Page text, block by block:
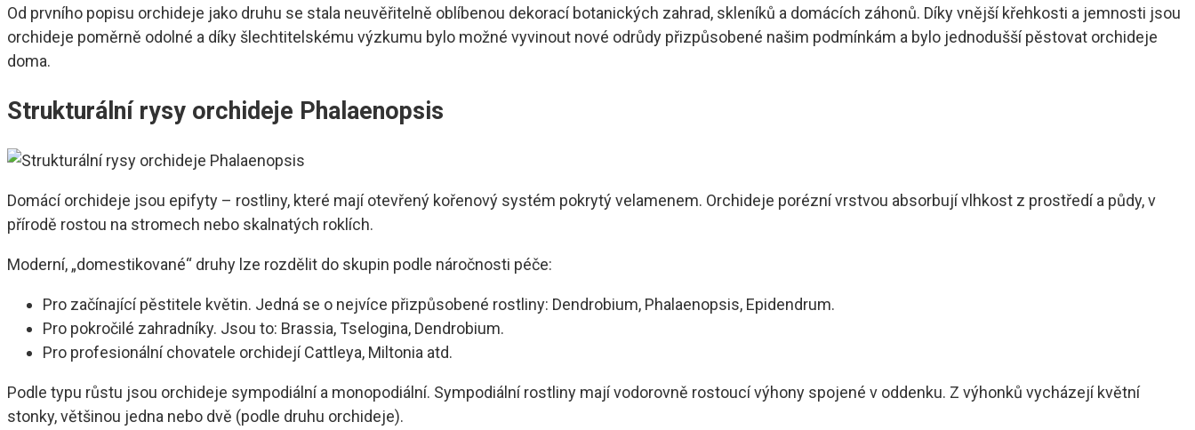
Od prvního popisu orchideje jako druhu se stala neuvěřitelně oblíbenou dekorací botanických zahrad, skleníků a domácích záhonů. Díky vnější křehkosti a jemnosti jsou
orchideje poměrně odolné a díky šlechtitelskému výzkumu bylo možné vyvinout nové odrůdy přizpůsobené našim podmínkám a bylo jednodušší pěstovat orchideje
doma.
Strukturální rysy orchideje Phalaenopsis
Domácí orchideje jsou epifyty – rostliny, které mají otevřený kořenový systém pokrytý velamenem. Orchideje porézní vrstvou absorbují vlhkost z prostředí a půdy, v
přírodě rostou na stromech nebo skalnatých roklích.
Moderní, „domestikované“ druhy lze rozdělit do skupin podle náročnosti péče:
Pro začínající pěstitele květin. Jedná se o nejvíce přizpůsobené rostliny: Dendrobium, Phalaenopsis, Epidendrum.
Pro pokročilé zahradníky. Jsou to: Brassia, Tselogina, Dendrobium.
Pro profesionální chovatele orchidejí Cattleya, Miltonia atd.
Podle typu růstu jsou orchideje sympodiální a monopodiální. Sympodiální rostliny mají vodorovně rostoucí výhony spojené v oddenku. Z výhonků vycházejí květní
stonky, většinou jedna nebo dvě (podle druhu orchideje).